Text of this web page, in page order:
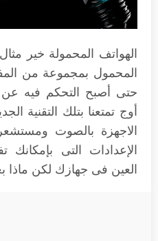
الهواتف المحمولة خير
المحمول بمجموعة من
حتى أصبح التحكم فيه
أوج تمتعنا بتلك التقنية
الاجهزة بالصوت
الإعدادات التى
العين فى جهازك لكن ماذا